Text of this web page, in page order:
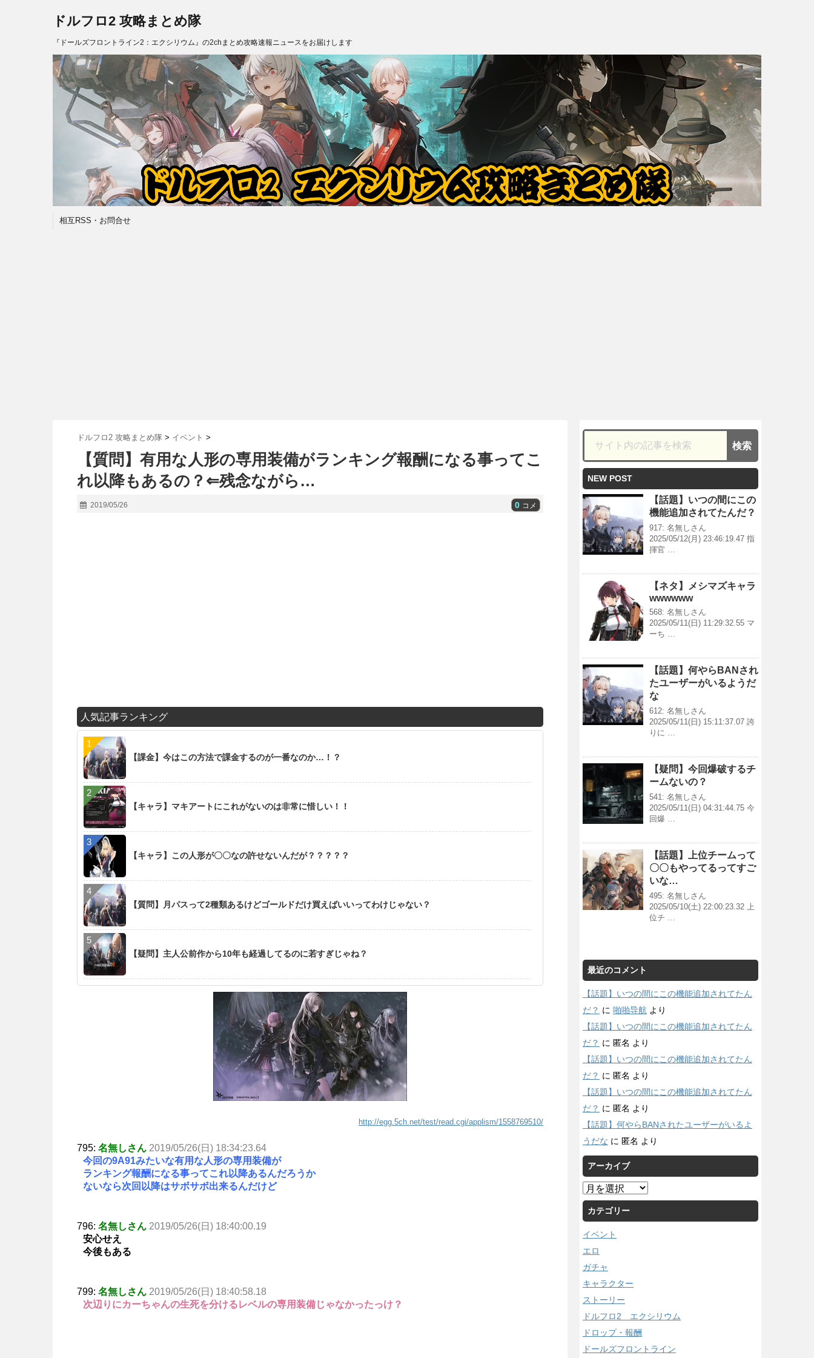
ドルフロ2 攻略まとめ隊
『ドールズフロントライン2：エクシリウム』の2chまとめ攻略速報ニュースをお届けします
相互RSS・お問合せ
ドルフロ2 攻略まとめ隊 > イベント >
【質問】有用な人形の専用装備がランキング報酬になる事ってこ
れ以降もあるの？⇐残念ながら…
2019/05/26 0 コメ
人気記事ランキング
【課金】今はこの方法で課金するのが一番なのか…！？
【キャラ】マキアートにこれがないのは非常に惜しい！！
【キャラ】この人形が〇〇なの許せないんだが？？？？？
【質問】月パスって2種類あるけどゴールドだけ買えばいいってわけじゃない？
【疑問】主人公前作から10年も経過してるのに若すぎじゃね？
http://egg.5ch.net/test/read.cgi/applism/1558769510/
795: 名無しさん 2019/05/26(日) 18:34:23.64
今回の9A91みたいな有用な人形の専用装備が
ランキング報酬になる事ってこれ以降あるんだろうか
ないなら次回以降はサボサボ出来るんだけど
796: 名無しさん 2019/05/26(日) 18:40:00.19
安心せえ
今後もある
799: 名無しさん 2019/05/26(日) 18:40:58.18
次辺りにカーちゃんの生死を分けるレベルの専用装備じゃなかったっけ？
NEW POST
【話題】いつの間にこの
機能追加されてたんだ？
917: 名無しさん
2025/05/12(月) 23:46:19.47 指
揮官 …
【ネタ】メシマズキャラ
wwwwww
568: 名無しさん
2025/05/11(日) 11:29:32.55 マ
ーち …
【話題】何やらBANされ
たユーザーがいるようだ
な
612: 名無しさん
2025/05/11(日) 15:11:37.07 誇
りに …
【疑問】今回爆破するチ
ームないの？
541: 名無しさん
2025/05/11(日) 04:31:44.75 今
回爆 …
【話題】上位チームって
〇〇もやってるってすご
いな…
495: 名無しさん
2025/05/10(土) 22:00:23.32 上
位チ …
最近のコメント
【話題】いつの間にこの機能追加されてたん
だ？ に 啪啪导航 より
【話題】いつの間にこの機能追加されてたん
だ？ に 匿名 より
【話題】いつの間にこの機能追加されてたん
だ？ に 匿名 より
【話題】いつの間にこの機能追加されてたん
だ？ に 匿名 より
【話題】何やらBANされたユーザーがいるよ
うだな に 匿名 より
アーカイブ
ア
ー
カ
イ
ブ
カテゴリー
イベント
エロ
ガチャ
キャラクター
ストーリー
ドルフロ2 エクシリウム
ドロップ・報酬
ドールズフロントライン